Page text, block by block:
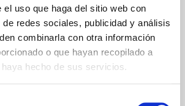
el uso que haga del sitio web con
redes sociales, publicidad y análisis
combinarla con otra información
o que hayan recopilado a
hecho de sus servicios.
Transferencia bancaria
Comunicaciones